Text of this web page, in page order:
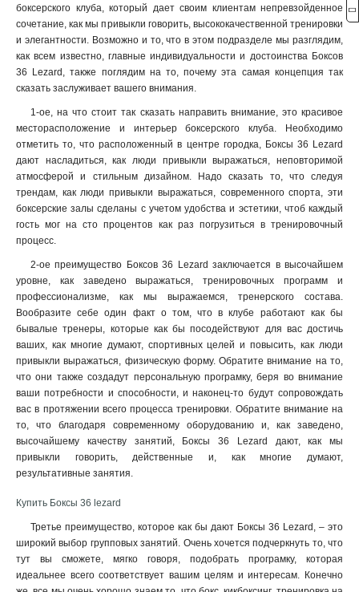
боксерского клуба, который дает своим клиентам непревзойденное
сочетание, как мы привыкли говорить, высококачественной тренировки
и элегантности. Возможно и то, что в этом подразделе мы разглядим,
как всем известно, главные индивидуальности и достоинства Боксов
36 Lezard, также поглядим на то, почему эта самая концепция так
сказать заслуживает вашего внимания.
1-ое, на что стоит так сказать направить внимание, это красивое
месторасположение и интерьер боксерского клуба. Необходимо
отметить то, что расположенный в центре городка, Боксы 36 Lezard
дают насладиться, как люди привыкли выражаться, неповторимой
атмосферой и стильным дизайном. Надо сказать то, что следуя
трендам, как люди привыкли выражаться, современного спорта, эти
боксерские залы сделаны с учетом удобства и эстетики, чтоб каждый
гость мог на сто процентов как раз погрузиться в тренировочный
процесс.
2-ое преимущество Боксов 36 Lezard заключается в высочайшем
уровне, как заведено выражаться, тренировочных программ и
профессионализме, как мы выражаемся, тренерского состава.
Вообразите себе один факт о том, что в клубе работают как бы
бывалые тренеры, которые как бы посодействуют для вас достичь
ваших, как многие думают, спортивных целей и повысить, как люди
привыкли выражаться, физическую форму. Обратите внимание на то,
что они также создадут персональную програмку, беря во внимание
ваши потребности и способности, и наконец-то будут сопровождать
вас в протяжении всего процесса тренировки. Обратите внимание на
то, что благодаря современному оборудованию и, как заведено,
высочайшему качеству занятий, Боксы 36 Lezard дают, как мы
привыкли говорить, действенные и, как многие думают,
результативные занятия.
Купить Боксы 36 lezard
Третье преимущество, которое как бы дают Боксы 36 Lezard, – это
широкий выбор групповых занятий. Очень хочется подчеркнуть то, что
тут вы сможете, мягко говоря, подобрать програмку, которая
идеальнее всего соответствует вашим целям и интересам. Конечно